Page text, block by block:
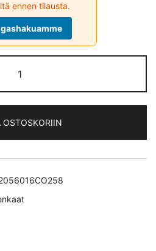
ennen tilausta.
UltraContact XL *EV
kesärengas
16
määrä
OSTOSKORIIN